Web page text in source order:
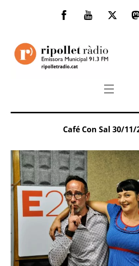
Facebook
You
Twitter
Menu
Café Con Sal 30/11/